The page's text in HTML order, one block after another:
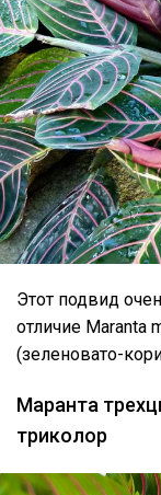
Этот подвид
отличие Maranta
(зеленовато-
Маранта
триколор